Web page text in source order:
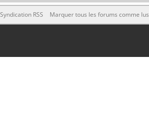
Syndication RSS Marquer tous les forums comme lus